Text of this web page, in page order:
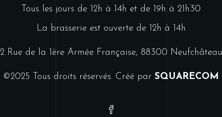
Tous les jours de 12h à 14h et de 19h à 21h30
La brasserie est ouverte de 12h à 14h
2 Rue de la 1ère Armée Française, 88300 Neufchâteau
©2025 Tous droits réservés. Créé par SQUARECOM